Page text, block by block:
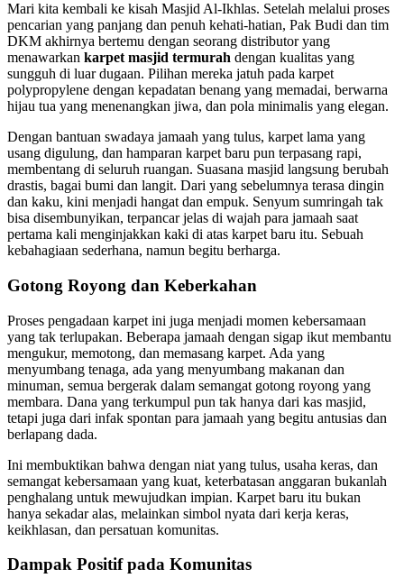
Mari kita kembali ke kisah Masjid Al-Ikhlas. Setelah melalui proses
pencarian yang panjang dan penuh kehati-hatian, Pak Budi dan tim
DKM akhirnya bertemu dengan seorang distributor yang
menawarkan karpet masjid termurah dengan kualitas yang
sungguh di luar dugaan. Pilihan mereka jatuh pada karpet
polypropylene dengan kepadatan benang yang memadai, berwarna
hijau tua yang menenangkan jiwa, dan pola minimalis yang elegan.
Dengan bantuan swadaya jamaah yang tulus, karpet lama yang
usang digulung, dan hamparan karpet baru pun terpasang rapi,
membentang di seluruh ruangan. Suasana masjid langsung berubah
drastis, bagai bumi dan langit. Dari yang sebelumnya terasa dingin
dan kaku, kini menjadi hangat dan empuk. Senyum sumringah tak
bisa disembunyikan, terpancar jelas di wajah para jamaah saat
pertama kali menginjakkan kaki di atas karpet baru itu. Sebuah
kebahagiaan sederhana, namun begitu berharga.
Gotong Royong dan Keberkahan
Proses pengadaan karpet ini juga menjadi momen kebersamaan
yang tak terlupakan. Beberapa jamaah dengan sigap ikut membantu
mengukur, memotong, dan memasang karpet. Ada yang
menyumbang tenaga, ada yang menyumbang makanan dan
minuman, semua bergerak dalam semangat gotong royong yang
membara. Dana yang terkumpul pun tak hanya dari kas masjid,
tetapi juga dari infak spontan para jamaah yang begitu antusias dan
berlapang dada.
Ini membuktikan bahwa dengan niat yang tulus, usaha keras, dan
semangat kebersamaan yang kuat, keterbatasan anggaran bukanlah
penghalang untuk mewujudkan impian. Karpet baru itu bukan
hanya sekadar alas, melainkan simbol nyata dari kerja keras,
keikhlasan, dan persatuan komunitas.
Dampak Positif pada Komunitas